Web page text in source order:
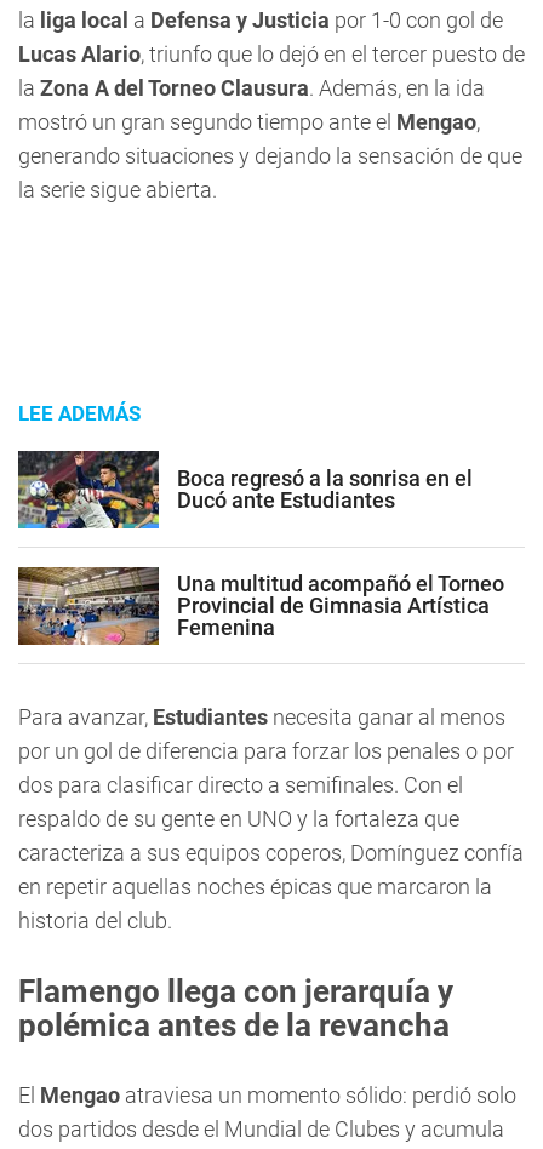
la liga local a Defensa y Justicia por 1-0 con gol de
Lucas Alario, triunfo que lo dejó en el tercer puesto de
la Zona A del Torneo Clausura. Además, en la ida
mostró un gran segundo tiempo ante el Mengao,
generando situaciones y dejando la sensación de que
la serie sigue abierta.
LEE ADEMÁS
Boca regresó a la sonrisa en el
Ducó ante Estudiantes
Una multitud acompañó el Torneo
Provincial de Gimnasia Artística
Femenina
Para avanzar, Estudiantes necesita ganar al menos
por un gol de diferencia para forzar los penales o por
dos para clasificar directo a semifinales. Con el
respaldo de su gente en UNO y la fortaleza que
caracteriza a sus equipos coperos, Domínguez confía
en repetir aquellas noches épicas que marcaron la
historia del club.
Flamengo llega con jerarquía y
polémica antes de la revancha
El Mengao atraviesa un momento sólido: perdió solo
dos partidos desde el Mundial de Clubes y acumula